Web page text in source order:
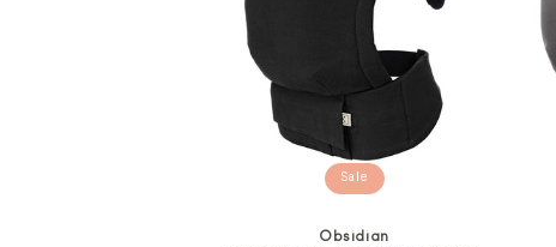
Sale
Obsidian